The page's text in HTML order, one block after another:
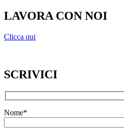
LAVORA CON NOI
Clicca qui
SCRIVICI
Nome*